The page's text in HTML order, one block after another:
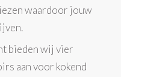
waardoor jouw
bieden wij vier
aan voor kokend